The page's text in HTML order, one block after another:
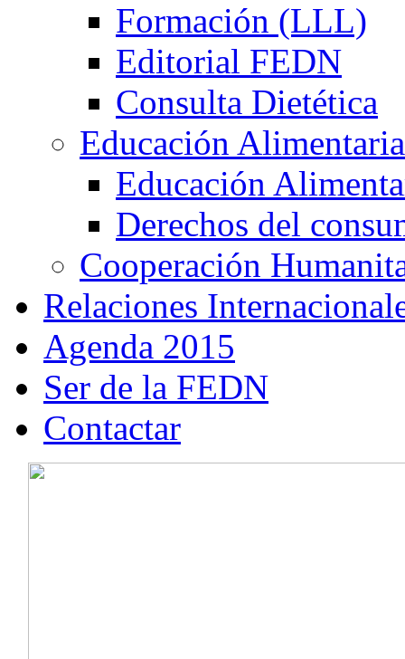
Formación (LLL)
Editorial FEDN
Consulta Dietética
Educación Alimentaria
Educación
Derechos del
Cooperación
Relaciones
Agenda 2015
Ser de la FEDN
Contactar